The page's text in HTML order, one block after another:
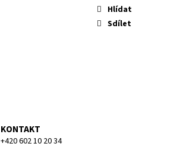
Hlídat
Sdílet
KONTAKT
+420 602 10 20 34